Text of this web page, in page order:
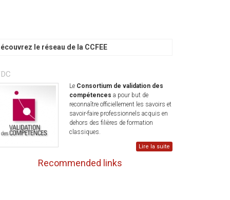
le réseau de la CCFEE
Le Consortium de validation des
compétences a pour but de
reconnaître officiellement les savoirs et
savoir-faire professionnels acquis en
dehors des filières de formation
classiques.
Lire la suite
Recommended links